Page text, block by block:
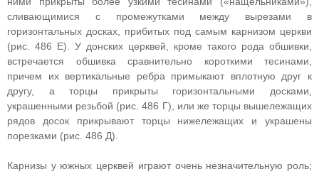
сливающимися с промежутками между вырезами в
горизонтальных досках, прибитых под самым карнизом церкви
(рис. 486 Е). У донских церквей, кроме такого рода обшивки,
встречается обшивка сравнительно короткими тесинами,
причем их вертикальные ребра примыкают вплотную друг к
другу, а торцы прикрыты горизонтальными досками,
украшенными резьбой (рис. 486 Г), или же торцы вышележащих
рядов досок прикрывают торцы нижележащих и украшены
порезками (рис. 486 Д).
Карнизы у южных церквей играют очень незначительную роль;